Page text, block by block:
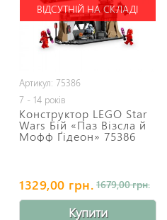
ВІДСУТНІЙ НА СКЛАДІ
Артикул: 75386
7 - 14 років
Конструктор LEGO Star
Wars Бій «Паз Візсла й
Мофф Ґідеон» 75386
1329,00 грн. 1679,00 грн.
Купити